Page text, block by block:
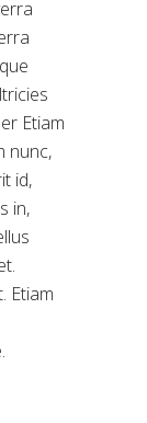
Etiam
nunc,
id,
in,
Etiam